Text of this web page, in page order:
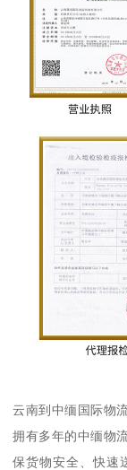
云南到中缅国际物
拥有多年的中缅物
保货物安全、快速